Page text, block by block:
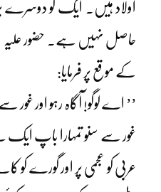
اولاد ہیں۔ ایک کو دوسرے
حاصل نہیں ہے۔ حضور علیہ
کے موقع پر فرمایا:
’’ اے لوگو! آگاہ رہو اور
غور سے سنو تمہارا باپ ایک
عربی کو عجمی پر اور گورے